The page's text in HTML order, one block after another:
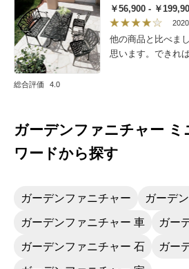
総合評価 4.0
￥56,900 - ￥
他の商品と比べま
思います。できれ
ガーデンファニチャー ミ
ワードから探す
ガーデンファニチャー ガーデ
ガーデンファニチャー 車 ガー
ガーデンファニチャー 石 ガー